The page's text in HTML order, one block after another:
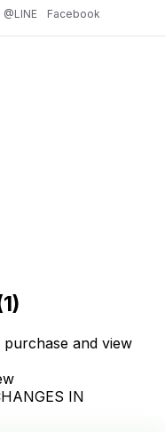
@LINE Facebook
1)
purchase and view
IN